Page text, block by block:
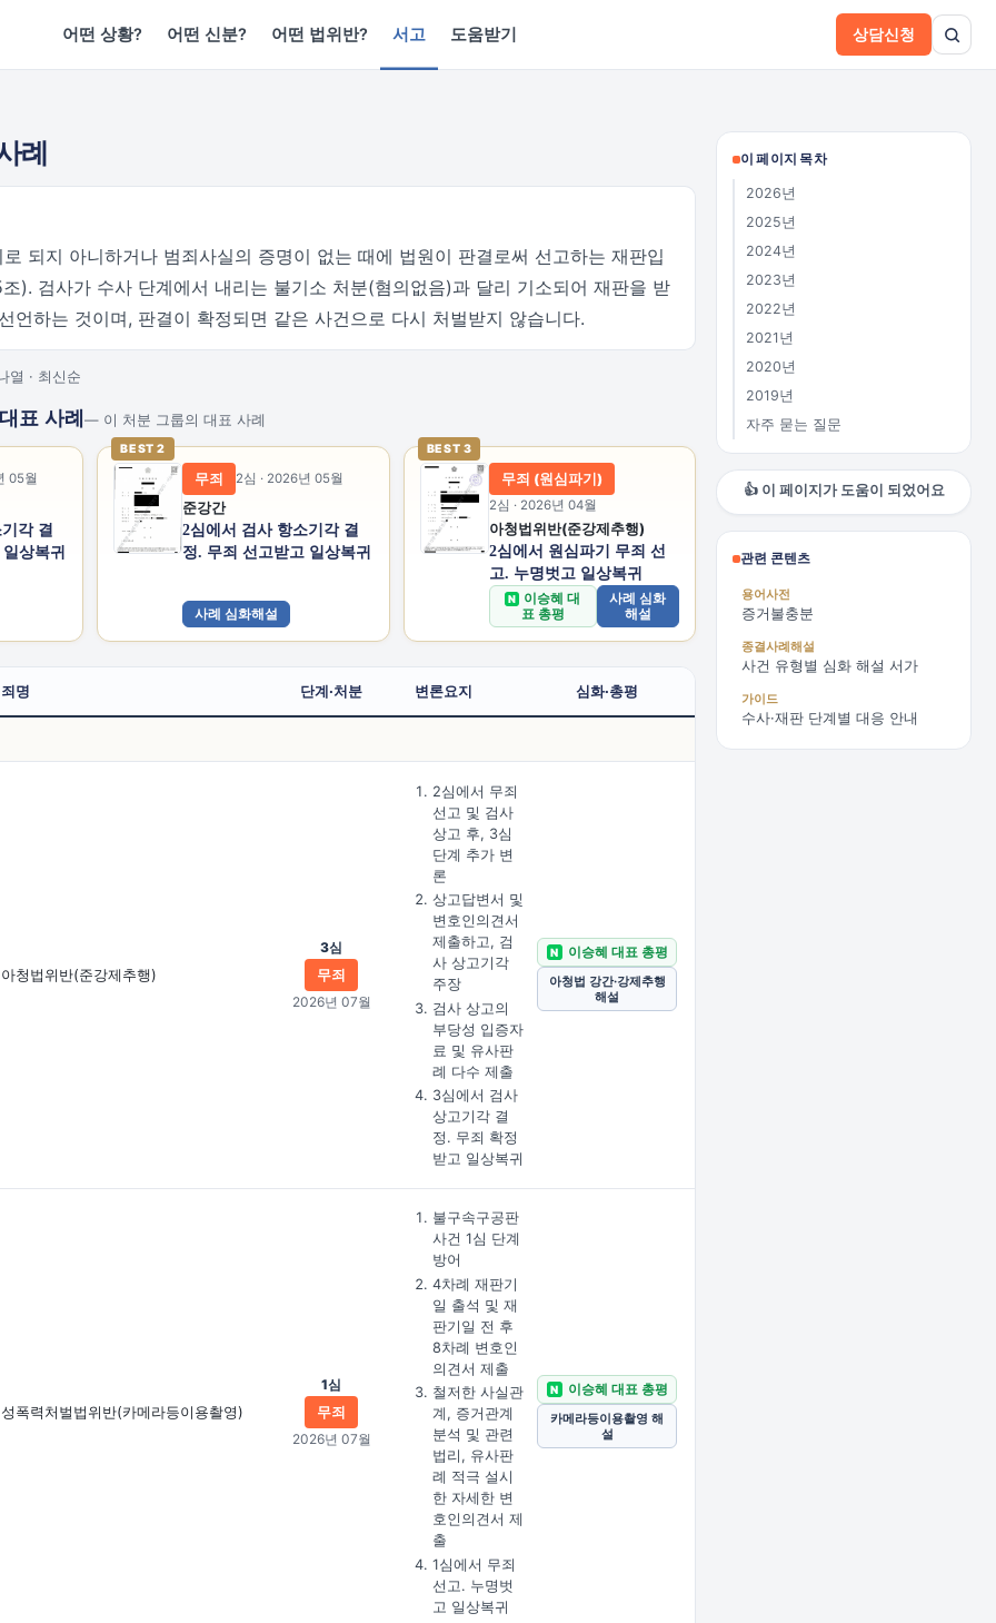
어떤 상황? 어떤 신분? 어떤 법위반? 서고 도움받기 상담신청
례
되지 아니하거나 범죄사실의 증명이 없는 때에 법원이 판결로써 선고하는 재판입
). 검사가 수사 단계에서 내리는 불기소 처분(혐의없음)과 달리 기소되어 재판을 받
언하는 것이며, 판결이 확정되면 같은 사건으로 다시 처벌받지 않습니다.
· 최신순
표 사례 — 이 처분 그룹의 대표 사례
05월
각 결
상복귀
BEST 2
무죄 2심 · 2026년 05월
준강간
2심에서 검사 항소기각 결
정. 무죄 선고받고 일상복귀
사례 심화해설
BEST 3
무죄 (원심파기)
2심 · 2026년 04월
아청법위반(준강제추행)
2심에서 원심파기 무죄 선
고. 누명벗고 일상복귀
N
이승혜 대
표 총평
사례 심화
해설
죄명 단계·처분 변론요지 심화·총평
아청법위반(준강제추행)
3심
무죄
2026년 07월
2심에서 무죄
선고 및 검사
상고 후, 3심
단계 추가 변
론
상고답변서 및
변호인의견서
제출하고, 검
사 상고기각
주장
검사 상고의
부당성 입증자
료 및 유사판
례 다수 제출
3심에서 검사
상고기각 결
정. 무죄 확정
받고 일상복귀
N
이승혜 대표 총평
아청법 강간·강제추행
해설
성폭력처벌법위반(카메라등이용촬영)
1심
무죄
2026년 07월
불구속구공판
사건 1심 단계
방어
4차례 재판기
일 출석 및 재
판기일 전 후
8차례 변호인
의견서 제출
철저한 사실관
계, 증거관계
분석 및 관련
법리, 유사판
례 적극 설시
한 자세한 변
호인의견서 제
출
1심에서 무죄
선고. 누명벗
고 일상복귀
N
이승혜 대표 총평
카메라등이용촬영 해
설
이 페이지 목차
2026년
2025년
2024년
2023년
2022년
2021년
2020년
2019년
자주 묻는 질문
👍 이 페이지가 도움이 되었어요
관련 콘텐츠
용어사전
증거불충분
종결사례해설
사건 유형별 심화 해설 서가
가이드
수사·재판 단계별 대응 안내